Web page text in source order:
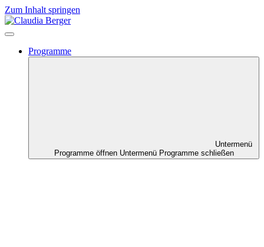
Zum Inhalt springen
Programme
Untermenü
Programme öffnen Untermenü Programme schließen